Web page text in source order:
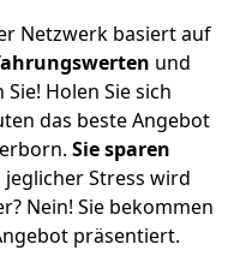
Netzwerk basiert auf
und
Holen Sie sich
das beste Angebot
Sie sparen
jeglicher Stress wird
Nein! Sie bekommen
präsentiert.